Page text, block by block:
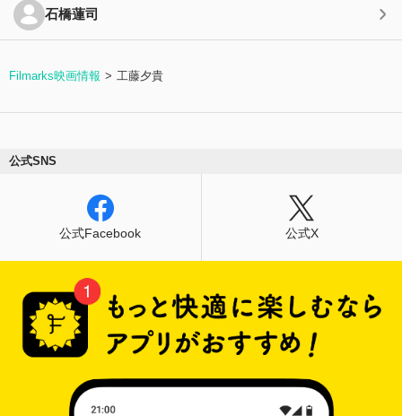
石橋蓮司
Filmarks映画情報 工藤夕貴
公式SNS
公式Facebook 公式X